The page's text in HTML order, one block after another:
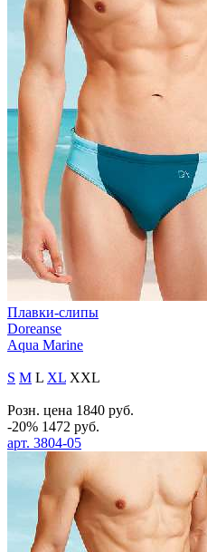
Плавки-слипы
Doreanse
Aqua Marine
S M L XL XXL
Розн. цена 1840 руб.
-20% 1472 руб.
арт. 3804-05